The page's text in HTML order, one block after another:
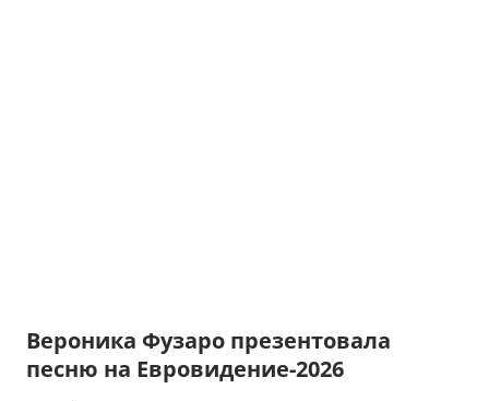
Вероника Фузаро презентовала
песню на Евровидение-2026